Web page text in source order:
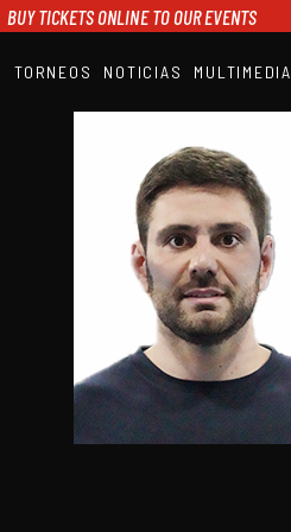
BUY TICKETS ONLINE TO OUR EVENTS
TORNEOS NOTICIAS MULTIMEDIA
CALENDARIO
TORNEOS
NOTICIAS
MULTIMEDIA
SCOREBOARD
STREAMING